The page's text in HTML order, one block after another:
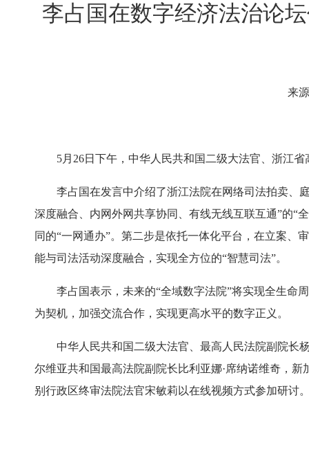
李占国在数字经济法治论
来
5月26日下午，中华人民共和国二级大法官、浙江省
李占国在发言中介绍了浙江法院在网络司法拍卖、庭
深度融合、内网外网共享协同、有线无线互联互通”的“
同的“一网通办”。第二步是依托一体化平台，在立案、
能与司法活动深度融合，实现全方位的“智慧司法”。
李占国表示，未来的“全域数字法院”将实现全生命周
为契机，加强交流合作，实现更高水平的数字正义。
中华人民共和国二级大法官、最高人民法院副院长杨
尔维亚共和国最高法院副院长比利亚娜·席纳诺维奇，
别行政区终审法院法官宋敏莉以在线视频方式参加研讨